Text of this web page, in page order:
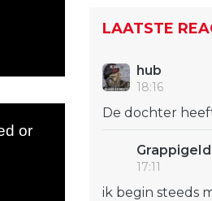
LAATSTE
hub
18:16
De dochter
17:11
ik begin steeds